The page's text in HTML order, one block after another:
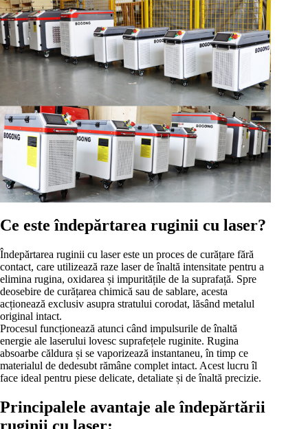
Ce este îndepărtarea ruginii cu laser?
Îndepărtarea ruginii cu laser este un proces de curățare fără
contact, care utilizează raze laser de înaltă intensitate pentru a
elimina rugina, oxidarea și impuritățile de la suprafață. Spre
deosebire de curățarea chimică sau de sablare, acesta
acționează exclusiv asupra stratului corodat, lăsând metalul
original intact.
Procesul funcționează atunci când impulsurile de înaltă
energie ale laserului lovesc suprafețele ruginite. Rugina
absoarbe căldura și se vaporizează instantaneu, în timp ce
materialul de dedesubt rămâne complet intact. Acest lucru îl
face ideal pentru piese delicate, detaliate și de înaltă precizie.
Principalele avantaje ale îndepărtării